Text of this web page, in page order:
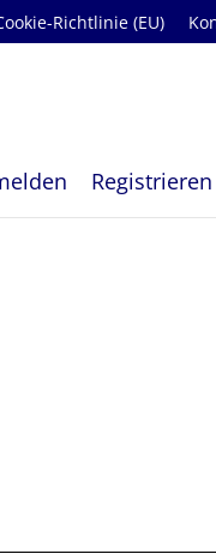
Richtlinie (EU)
Registrieren